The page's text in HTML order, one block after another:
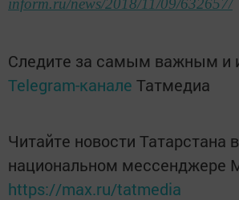
inform.ru/news/2018/11/09/632657/
Следите за самым важным и
Telegram-канале Татмедиа
Читайте новости Татарстана в
национальном мессенджере
https://max.ru/tatmedia